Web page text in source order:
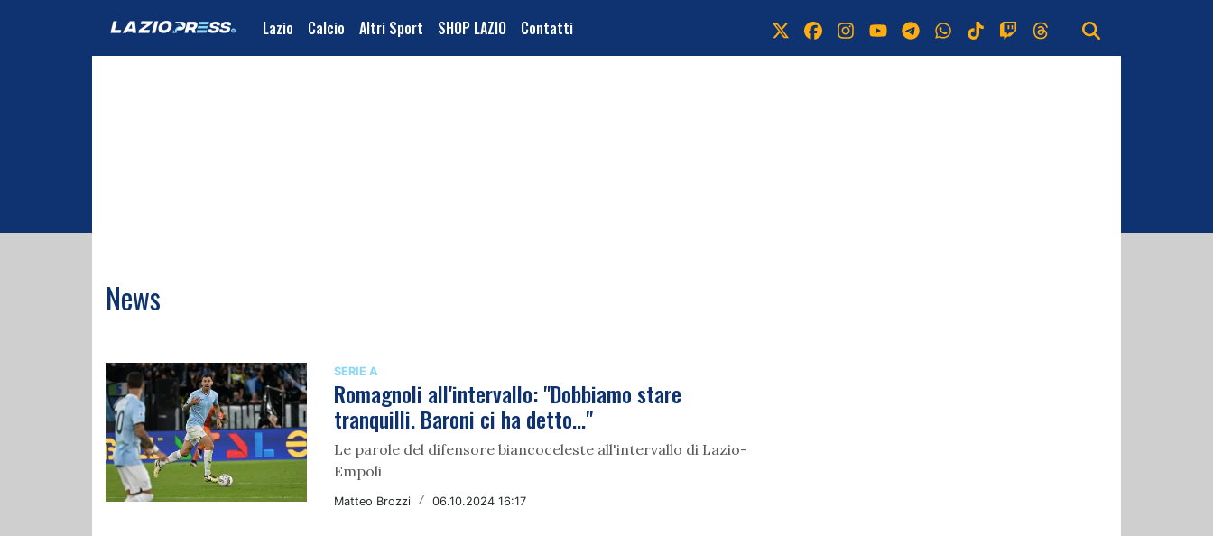
Lazio Calcio Altri Sport SHOP LAZIO Contatti
News
SERIE A
Romagnoli all'intervallo: "Dobbiamo stare
tranquilli. Baroni ci ha detto..."
Le parole del difensore biancoceleste all'intervallo di Lazio-
Empoli
Matteo Brozzi / 06.10.2024 16:17